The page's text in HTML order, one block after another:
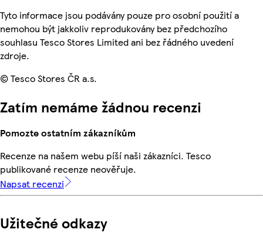
Tyto informace jsou podávány pouze pro osobní použití a
nemohou být jakkoliv reprodukovány bez předchozího
souhlasu Tesco Stores Limited ani bez řádného uvedení
zdroje.
© Tesco Stores ČR a.s.
Zatím nemáme žádnou recenzi
Pomozte ostatním zákazníkům
Recenze na našem webu píší naši zákazníci. Tesco
publikované recenze neověřuje.
Napsat recenzi
Užitečné odkazy